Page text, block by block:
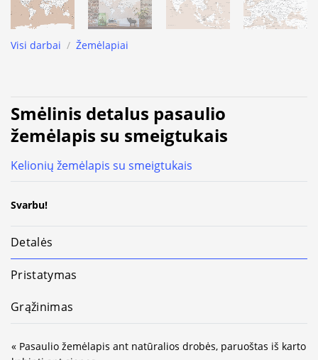
Visi darbai / Žemėlapiai
Smėlinis detalus pasaulio
žemėlapis su smeigtukais
Kelionių žemėlapis su smeigtukais
Svarbu!
Detalės
Pristatymas
Grąžinimas
« Pasaulio žemėlapis ant natūralios drobės, paruoštas iš karto